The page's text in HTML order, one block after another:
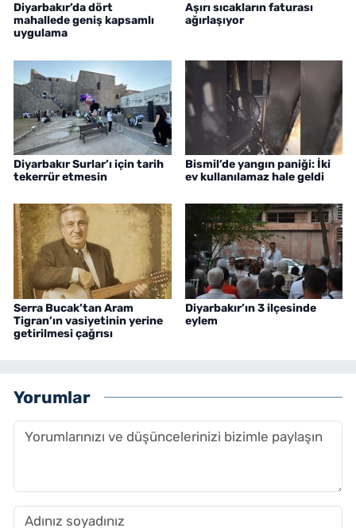
Diyarbakır’da dört
mahallede geniş kapsamlı
uygulama
Aşırı sıcakların faturası
ağırlaşıyor
Diyarbakır Surlar’ı için tarih
tekerrür etmesin
Bismil’de yangın paniği: İki
ev kullanılamaz hale geldi
Serra Bucak’tan Aram
Tigran’ın vasiyetinin yerine
getirilmesi çağrısı
Diyarbakır’ın 3 ilçesinde
eylem
Yorumlar